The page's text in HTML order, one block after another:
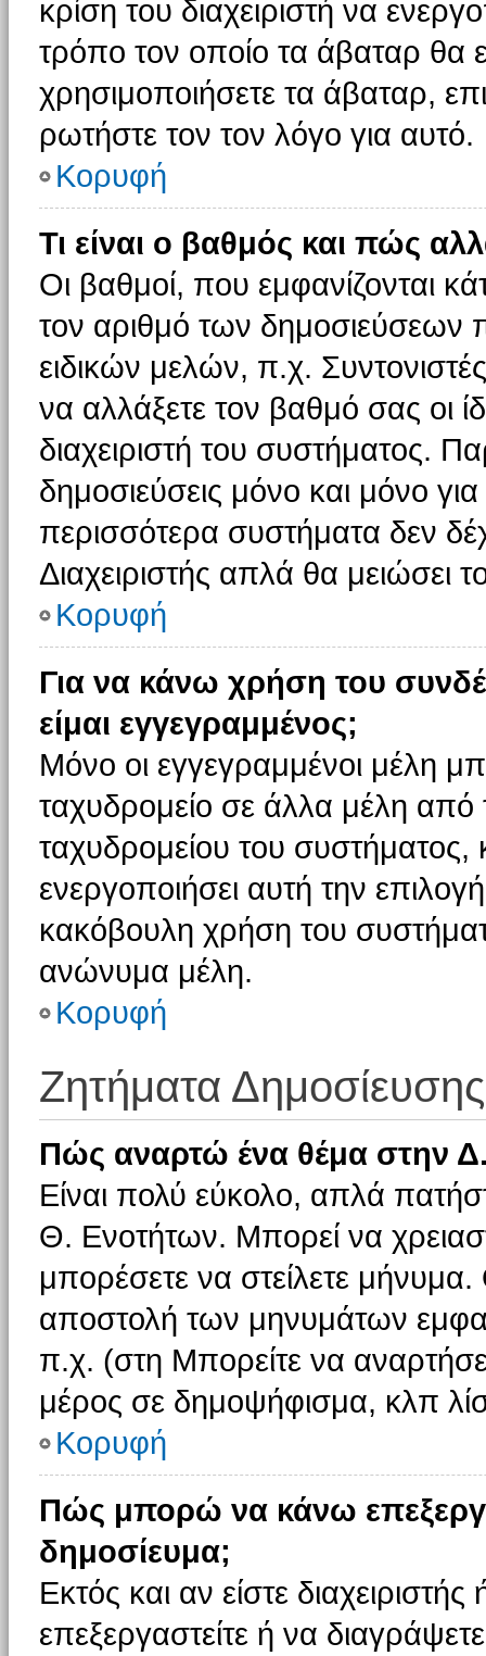
κρίση του διαχειριστή να
τρόπο τον οποίο τα άβαταρ θα
χρησιμοποιήσετε τα άβαταρ,
ρωτήστε τον τον λόγο για αυτό.
Κορυφή
Τι είναι ο βαθμός και πώς
Οι βαθμοί, που εμφανίζονται
τον αριθμό των δημοσιεύσεων
ειδικών μελών, π.χ.
να αλλάξετε τον βαθμό σας οι
διαχειριστή του συστήματος.
δημοσιεύσεις μόνο και μόνο
περισσότερα συστήματα δεν
Διαχειριστής απλά θα μειώσει
Κορυφή
Για να κάνω χρήση του
είμαι εγγεγραμμένος;
Μόνο οι εγγεγραμμένοι μέλη
ταχυδρομείο σε άλλα μέλη
ταχυδρομείου του συστήματος,
ενεργοποιήσει αυτή την
κακόβουλη χρήση του
ανώνυμα μέλη.
Κορυφή
Ζητήματα Δημοσίευσης
Πώς αναρτώ ένα θέμα στην
Είναι πολύ εύκολο, απλά
Θ. Ενοτήτων. Μπορεί να
μπορέσετε να στείλετε μήνυμα.
αποστολή των μηνυμάτων
π.χ. (στη Μπορείτε να
μέρος σε δημοψήφισμα, κλπ
Κορυφή
Πώς μπορώ να κάνω
δημοσίευμα;
Εκτός και αν είστε
επεξεργαστείτε ή να